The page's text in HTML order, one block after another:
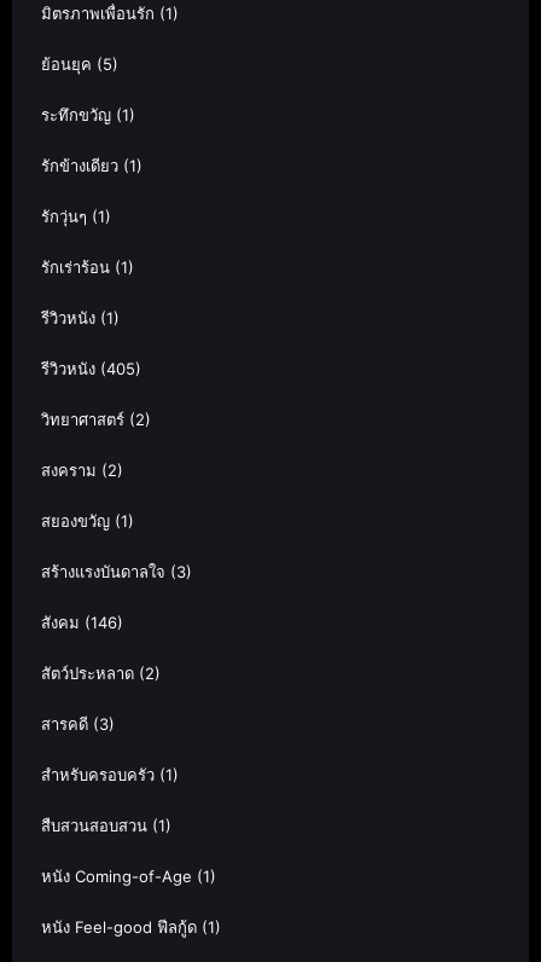
มิตรภาพเพื่อนรัก (1)
ย้อนยุค (5)
ระทึกขวัญ (1)
รักข้างเดียว (1)
รักวุ่นๆ (1)
รักเร่าร้อน (1)
รีวิวหนัง (1)
รีวิวหนัง (405)
วิทยาศาสตร์ (2)
สงคราม (2)
สยองขวัญ (1)
สร้างแรงบันดาลใจ (3)
สังคม (146)
สัตว์ประหลาด (2)
สารคดี (3)
สำหรับครอบครัว (1)
สืบสวนสอบสวน (1)
หนัง Coming-of-Age (1)
หนัง Feel-good ฟีลกู้ด (1)